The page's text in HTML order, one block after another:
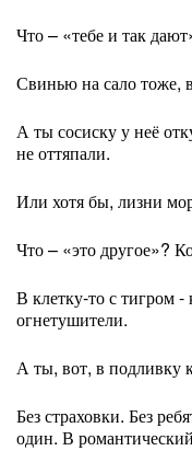
Что – «тебе и так
Свинью на сало тоже,
А ты сосиску у неё
не оттяпали.
Или хотя бы, лизни
Что – «это другое»?
В клетку-то с тигром
огнетушители.
А ты, вот, в подливку
Без страховки. Без
один. В